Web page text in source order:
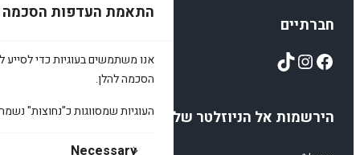
התאמת העדפות הסכמה
אנו משתמשים בעוגיות כדי לסייע
הסכמה להלן.
העוגיות שמסווגות כ"נחוצות"
Necessary
חברתיים
Facebook
Instagram
TikTok
הירשמות אל הניוזלטר שלנו